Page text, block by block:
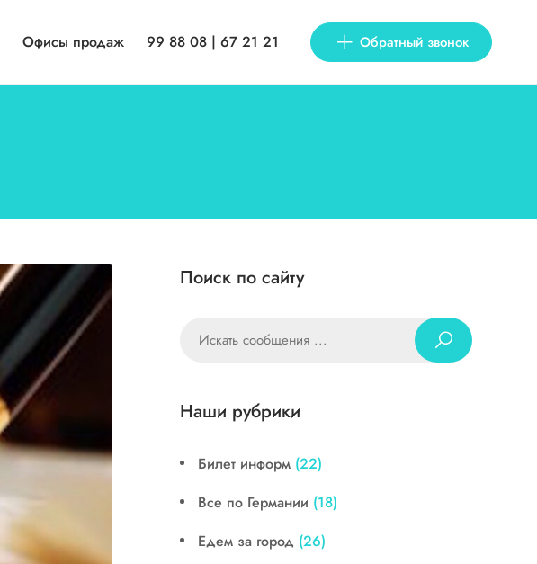
Офисы продаж 99 88 08 | 67 21 21 Обратный звонок
Поиск по сайту
Наши рубрики
Билет информ (22)
Все по Германии (18)
Едем за город (26)